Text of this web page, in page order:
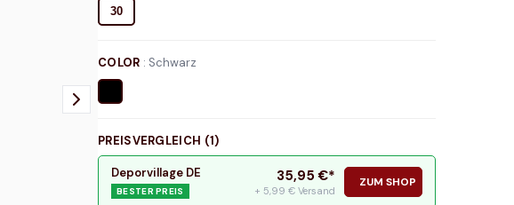
30
COLOR : Schwarz
PREISVERGLEICH (1)
Deporvillage DE
BESTER PREIS
35,95 €*
+ 5,99 € Versand
ZUM SHOP